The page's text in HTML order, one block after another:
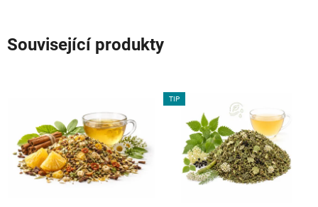
Související produkty
TIP